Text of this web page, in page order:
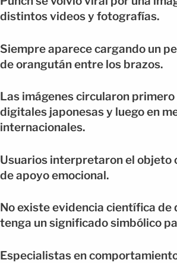
distintos videos y fotografías.
Siempre aparece cargando un
de orangután entre los brazos.
Las imágenes circularon
digitales japonesas y luego en
internacionales.
Usuarios interpretaron el objeto
de apoyo emocional.
No existe evidencia científica de
tenga un significado simbólico
Especialistas en